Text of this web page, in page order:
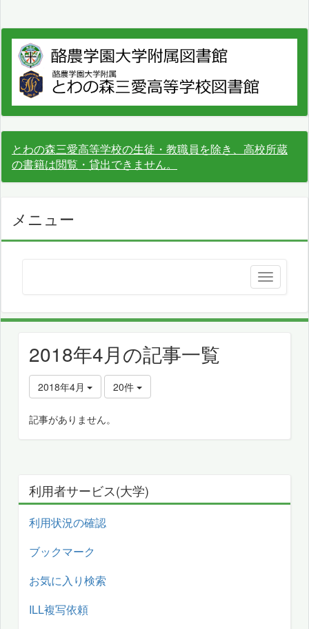
とわの森三愛高等学校の生徒・教職員を除き、高校所蔵
の書籍は閲覧・貸出できません。
メニュー
2018年4月の記事一覧
2018年4月 20件
記事がありません。
利用者サービス(大学)
利用状況の確認
ブックマーク
お気に入り検索
ILL複写依頼